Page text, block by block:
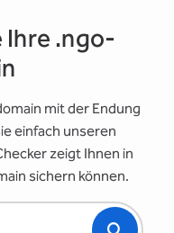
Ihre .ngo-
mit der Endung
einfach unseren
zeigt Ihnen in
sichern können.